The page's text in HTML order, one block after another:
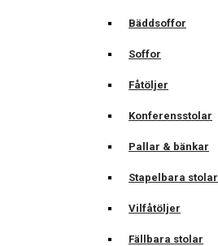
Bäddsoffor
Soffor
Fåtöljer
Konferensstolar
Pallar & bänkar
Stapelbara stolar
Vilfåtöljer
Fällbara stolar